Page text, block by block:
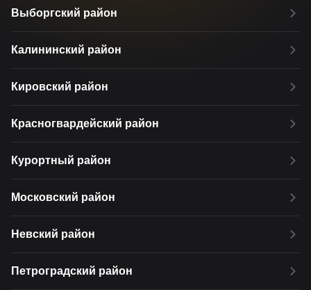
Выборгский район
Калининский район
Кировский район
Красногвардейский район
Курортный район
Московский район
Невский район
Петроградский район